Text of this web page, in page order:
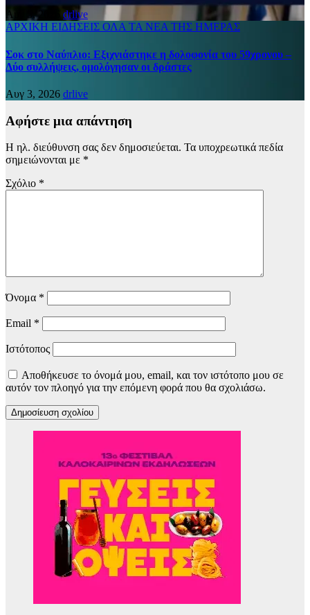
Αυγ 5, 2026 drlive
ΑΡΧΙΚΗ ΕΙΔΗΣΕΙΣ ΟΛΑ ΤΑ ΝΕΑ ΤΗΣ ΗΜΕΡΑΣ
Σοκ στο Ναύπλιο: Εξιχνιάστηκε η δολοφονία του 59χρονου –
Δύο συλλήψεις, ομολόγησαν οι δράστες
Αυγ 3, 2026 drlive
Αφήστε μια απάντηση
Η ηλ. διεύθυνση σας δεν δημοσιεύεται. Τα υποχρεωτικά πεδία
σημειώνονται με *
Σχόλιο *
Όνομα *
Email *
Ιστότοπος
Αποθήκευσε το όνομά μου, email, και τον ιστότοπο μου σε
αυτόν τον πλοηγό για την επόμενη φορά που θα σχολιάσω.